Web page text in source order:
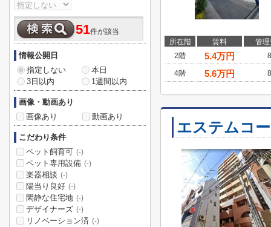
所在階 賃料
管
2階
5.4万円
4階 5.6万円
エステムコ
51件が該当
情報公開日
指定しない
本日
3日以内
1週間以内
画像・動画あり
画像あり
動画あり
こだわり条件
ペット飼育可 (-)
ペット専用設備 (-)
楽器相談 (-)
陽当り良好 (-)
閑静な住宅地 (-)
デザイナーズ (-)
リノベーション済 (-)